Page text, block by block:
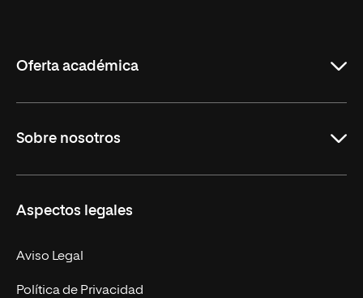
Oferta académica
Másteres Oficiales
Másteres Propios
Doctorados
Experto Universitario
Postgrados
Sobre nosotros
Facultades
Nuestro Equipo
Trabaja en UNIR
Aspectos legales
Aviso Legal
Política de Privacidad